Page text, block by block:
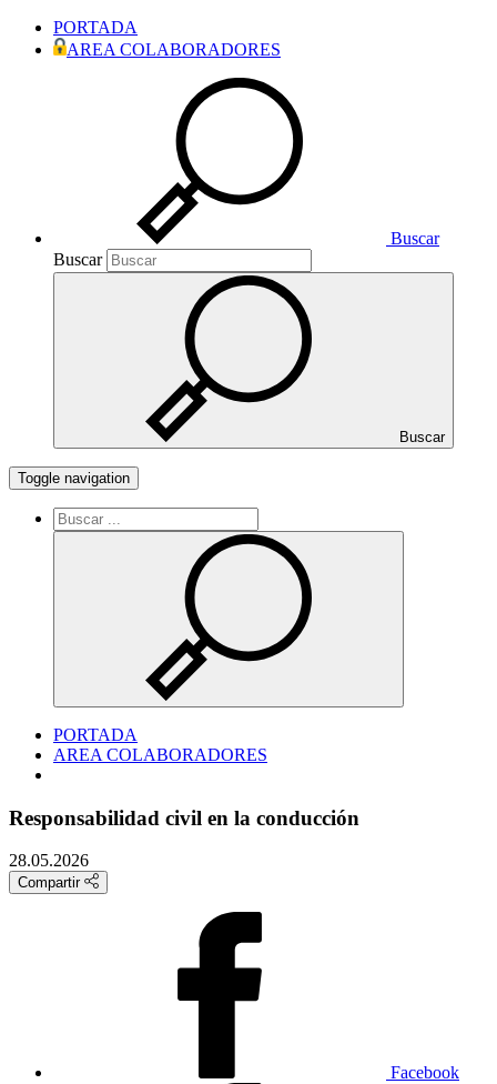
PORTADA
AREA COLABORADORES
Buscar
Buscar
Buscar
Toggle navigation
PORTADA
AREA COLABORADORES
Responsabilidad civil en la conducción
28.05.2026
Compartir
Facebook